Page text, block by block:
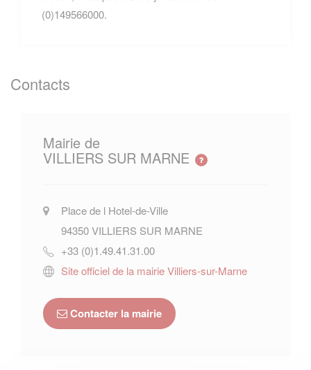
(0)149566000.
Contacts
Mairie de
VILLIERS SUR MARNE
Place de l Hotel-de-Ville
94350VILLIERS SUR MARNE
+33 (0)1.49.41.31.00
Site officiel de la mairie Villiers-sur-Marne
Contacter la mairie